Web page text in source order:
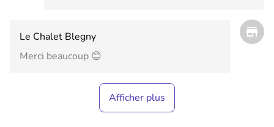
Le Chalet Blegny
Merci beaucoup 😊
Afficher plus